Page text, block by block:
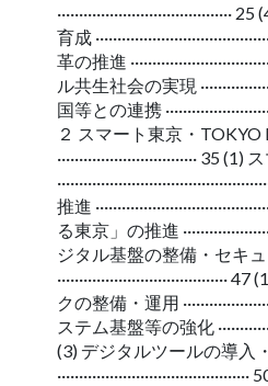
育成
革の推進
ル共生社会の実現
国等との連携
２ スマート東京・
推進
る東京」の推進
ジタル基盤の整備・セキ
クの整備・運用
ステム基盤等の強化
(3) デジタルツールの導入